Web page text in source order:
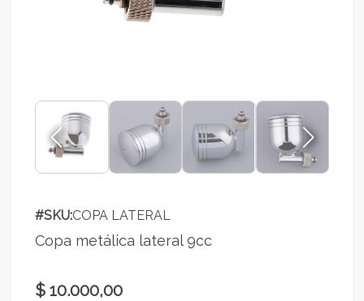
#SKU:COPA LATERAL
Copa metálica lateral 9cc
$ 10.000,00